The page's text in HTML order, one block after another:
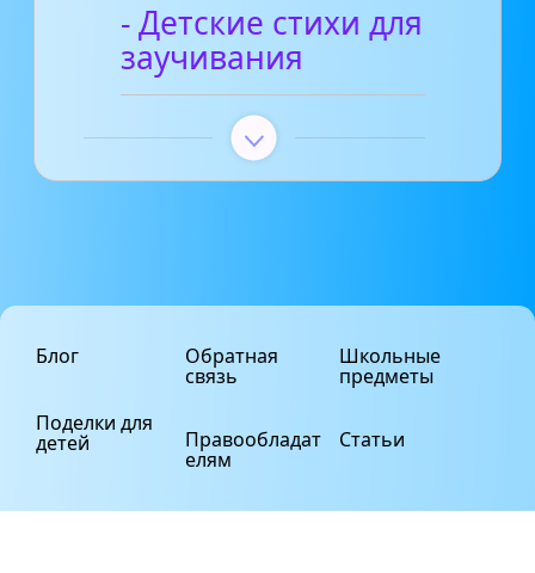
- Детские стихи для
заучивания
Блог
Поделки для
детей
Обратная
связь
Правообладат
елям
Школьные
предметы
Статьи